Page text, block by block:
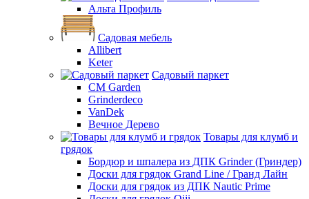
Альта Профиль
Садовая мебель
Allibert
Keter
Садовый паркет
CM Garden
Grinderdeco
VanDek
Вечное Дерево
Товары для клумб и
грядок
Бордюр и шпалера из ДПК Grinder (Гриндер)
Доски для грядок Grand Line / Гранд Лайн
Доски для грядок из ДПК Nautic Prime